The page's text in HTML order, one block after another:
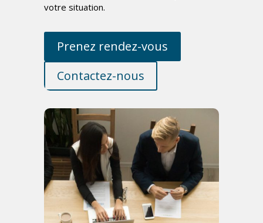
votre situation.
Prenez rendez-vous
Contactez-nous